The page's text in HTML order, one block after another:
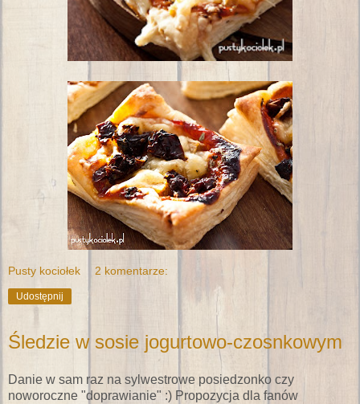
Pusty kociołek 2 komentarze:
Udostępnij
Śledzie w sosie jogurtowo-czosnkowym
Danie w sam raz na sylwestrowe posiedzonko czy
noworoczne "doprawianie" :) Propozycja dla fanów